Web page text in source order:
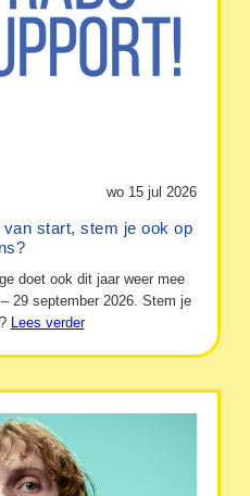
wo 15 jul 2026
start, stem je ook op
doet ook dit jaar weer mee
29 september 2026. Stem je
Lees verder